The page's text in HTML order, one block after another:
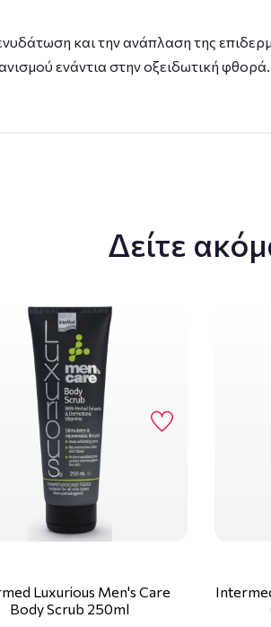
και την ανάπλαση της
ενάντια στην οξειδωτική φθορά.
Δείτε
Luxurious Men's Care
Body Scrub 250ml